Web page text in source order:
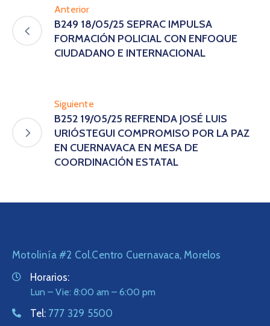
Anterior
B249 18/05/25 SEPRAC IMPULSA
FORMACIÓN POLICIAL CON ENFOQUE
CIUDADANO E INTERNACIONAL
Siguiente
B252 19/05/25 REFRENDA JOSÉ LUIS
URIÓSTEGUI COMPROMISO POR LA PAZ
EN CUERNAVACA EN MESA DE
COORDINACIÓN ESTATAL
Motolinía #2 Col.Centro Cuernavaca, Morelos
Horarios:
Lun – Vie: 8:00 am – 6:00 pm
Tel: 777 329 5500